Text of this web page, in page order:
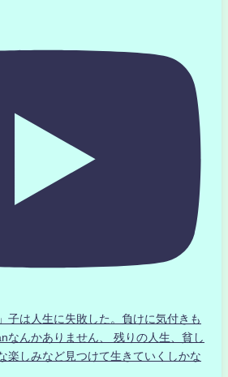
子は人生に失敗した。負けに気付きも
なんかありません、 残りの人生、貧し
楽しみなど見つけて生きていくしかな